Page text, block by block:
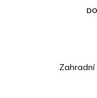
Zahradní